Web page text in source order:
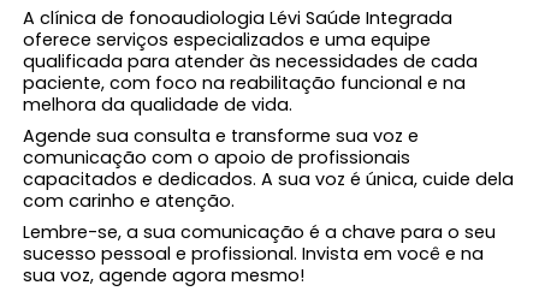
A clínica de fonoaudiologia Lévi Saúde Integrada
oferece serviços especializados e uma equipe
qualificada para atender às necessidades de cada
paciente, com foco na reabilitação funcional e na
melhora da qualidade de vida.
Agende sua consulta e transforme sua voz e
comunicação com o apoio de profissionais
capacitados e dedicados. A sua voz é única, cuide dela
com carinho e atenção.
Lembre-se, a sua comunicação é a chave para o seu
sucesso pessoal e profissional. Invista em você e na
sua voz, agende agora mesmo!